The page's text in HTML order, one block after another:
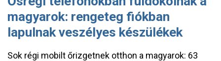
magyarok: rengeteg fiókban
lapulnak veszélyes készülékek
Sok régi mobilt őrizgetnek otthon a magyarok: 63